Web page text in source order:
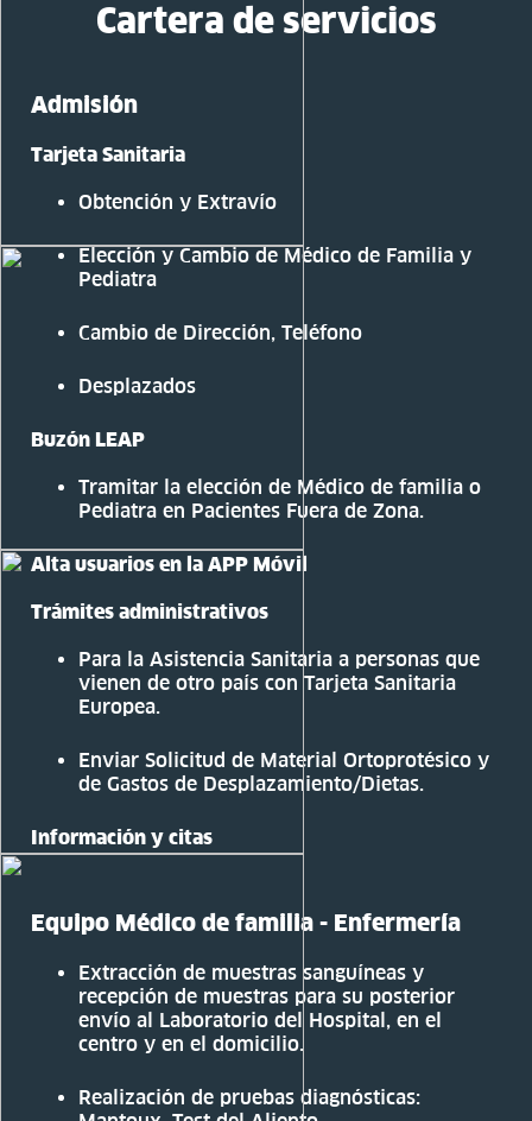
Cartera de servicios
Admisión
Tarjeta Sanitaria
Obtención y Extravío
Elección y Cambio de Médico de Familia y
Pediatra
Cambio de Dirección, Teléfono
Desplazados
Buzón LEAP
Tramitar la elección de Médico de familia o
Pediatra en Pacientes Fuera de Zona.
Alta usuarios en la APP Móvil
Trámites administrativos
Para la Asistencia Sanitaria a personas que
vienen de otro país con Tarjeta Sanitaria
Europea.
Enviar Solicitud de Material Ortoprotésico y
de Gastos de Desplazamiento/Dietas.
Información y citas
Equipo Médico de familia - Enfermería
Extracción de muestras sanguíneas y
recepción de muestras para su posterior
envío al Laboratorio del Hospital, en el
centro y en el domicilio.
Realización de pruebas diagnósticas: